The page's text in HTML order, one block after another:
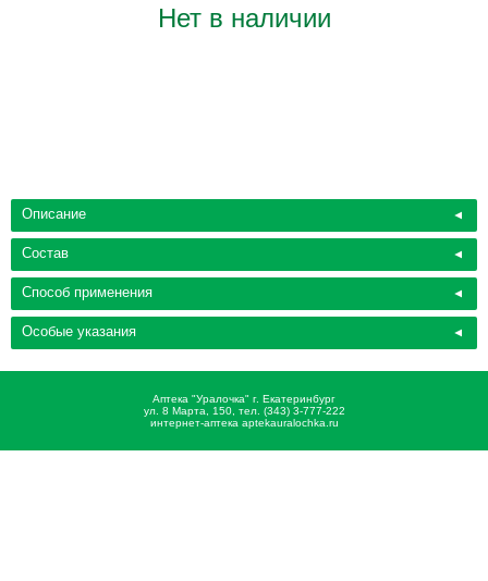
Нет в наличии
Описание
Состав
Способ применения
Особые указания
Аптека "Уралочка" г. Екатеринбург
ул. 8 Марта, 150, тел. (343) 3-777-222
интернет-аптека aptekauralochka.ru